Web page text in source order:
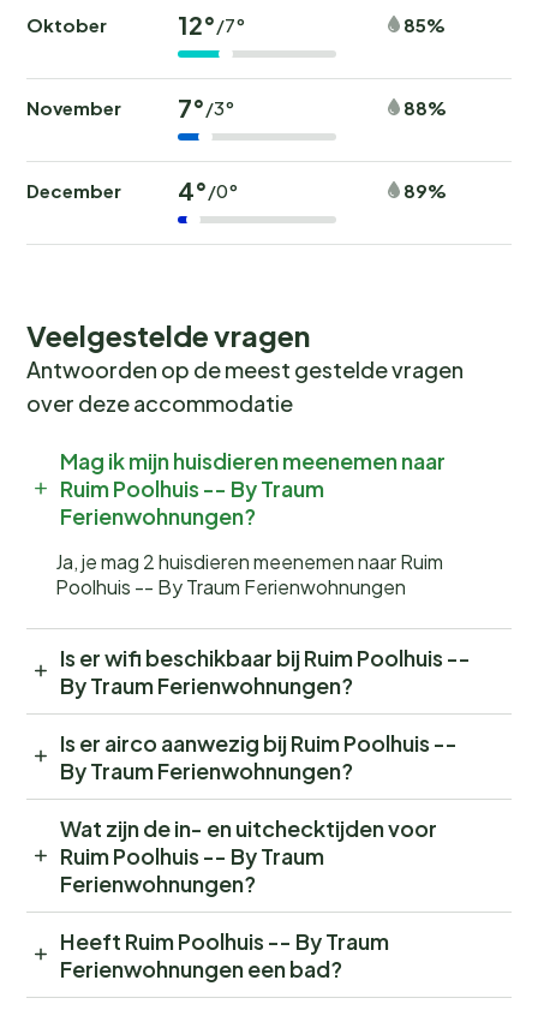
Oktober 12°/7° 85%
November 7°/3° 88%
December 4°/0° 89%
Veelgestelde vragen
Antwoorden op de meest gestelde vragen
over deze accommodatie
Mag ik mijn huisdieren meenemen naar
Ruim Poolhuis -- By Traum
Ferienwohnungen?
Ja, je mag 2 huisdieren meenemen naar Ruim
Poolhuis -- By Traum Ferienwohnungen
Is er wifi beschikbaar bij Ruim Poolhuis --
By Traum Ferienwohnungen?
Is er airco aanwezig bij Ruim Poolhuis --
By Traum Ferienwohnungen?
Wat zijn de in- en uitchecktijden voor
Ruim Poolhuis -- By Traum
Ferienwohnungen?
Heeft Ruim Poolhuis -- By Traum
Ferienwohnungen een bad?